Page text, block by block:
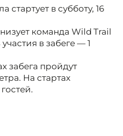
в субботу, 16
команда Wild Trail
в забеге — 1
забега пройдут
На стартах